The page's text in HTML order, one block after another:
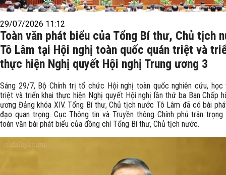
29/07/2026 11:12
Toàn văn phát biểu của Tổng Bí thư, Chủ tịch
Tô Lâm tại Hội nghị toàn quốc quán triệt và
thực hiện Nghị quyết Hội nghị Trung ương 3
Sáng 29/7, Bộ Chính trị tổ chức Hội nghị toàn quốc nghiên cứu, học
triệt và triển khai thực hiện Nghị quyết Hội nghị lần thứ ba Ban Chấp
ương Đảng khóa XIV. Tổng Bí thư, Chủ tịch nước Tô Lâm đã có bài
đạo quan trọng. Cục Thông tin và Truyền thông Chính phủ trân trọng
toàn văn bài phát biểu của đồng chí Tổng Bí thư, Chủ tịch nước.